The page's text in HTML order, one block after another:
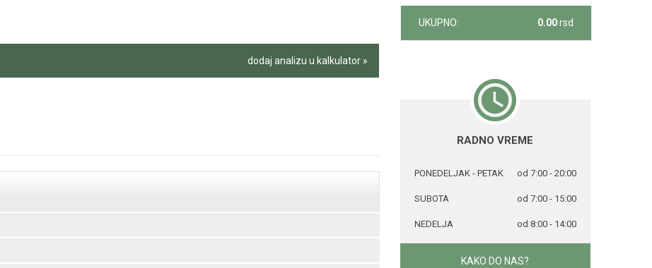
dodaj analizu u kalkulator »
UKUPNO: 0.00rsd
RADNO VREME
PONEDELJAK - PETAK od 7:00 - 20:00
SUBOTA od 7:00 - 15:00
NEDELJA od 8:00 - 14:00
KAKO DO NAS?